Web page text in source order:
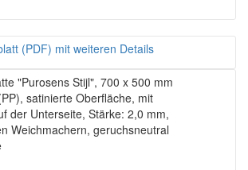
(PDF) mit weiteren Details
"Purosens Stijl", 700 x 500 mm
satinierte Oberfläche, mit
der Unterseite, Stärke: 2,0 mm,
Weichmachern, geruchsneutral